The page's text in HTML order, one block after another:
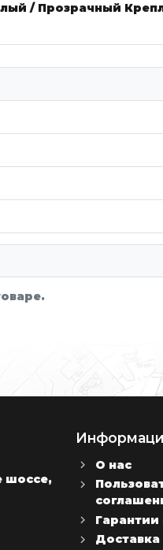
/ Прозрачный
шоссе,
О нас
Гарантии
Доставка